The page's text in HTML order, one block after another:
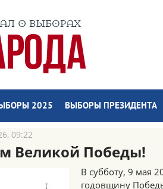
2025 ВЫБОРЫ ПРЕЗИДЕНТА
09:22
Великой Победы!
В субботу, 9 мая
годовщину